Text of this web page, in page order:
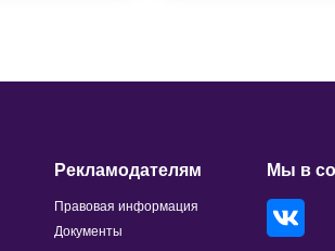
Рекламодателям
Правовая информация
Документы
Мы в